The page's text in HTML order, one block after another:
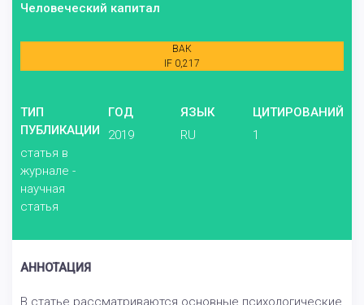
Человеческий капитал
ВАК
IF 0,217
ТИП
ПУБЛИКАЦИИ
статья в
журнале -
научная
статья
ГОД
2019
ЯЗЫК
RU
ЦИТИРОВАНИЙ
1
АННОТАЦИЯ
В статье рассматриваются основные психологические